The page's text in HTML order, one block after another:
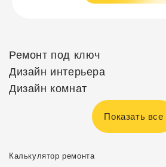
Ремонт под ключ
Дизайн интерьера
Дизайн комнат
Показать все
Калькулятор ремонта